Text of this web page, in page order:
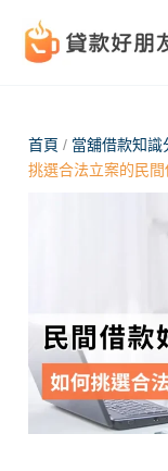
首頁 / 當舖借款知識
挑選合法立案的民